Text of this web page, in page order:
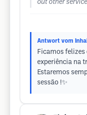
out other
Antwort vom
Ficamos felizes
experiência na
Estaremos
sessão !✨